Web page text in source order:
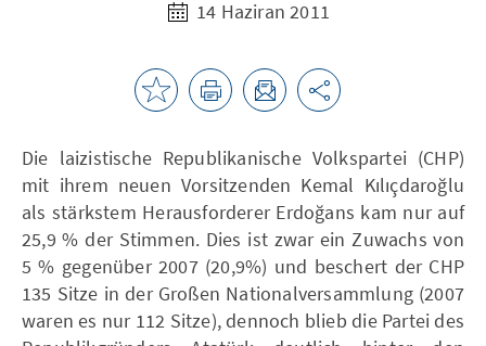
14 Haziran 2011
Die laizistische Republikanische Volkspartei (CHP)
mit ihrem neuen Vorsitzenden Kemal Kılıçdaroğlu
als stärkstem Herausforderer Erdoğans kam nur auf
25,9 % der Stimmen. Dies ist zwar ein Zuwachs von
5 % gegenüber 2007 (20,9%) und beschert der CHP
135 Sitze in der Großen Nationalversammlung (2007
waren es nur 112 Sitze), dennoch blieb die Partei des